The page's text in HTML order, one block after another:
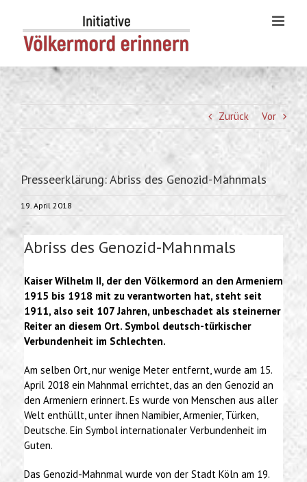
content
Zurück Vor
Presseerklärung: Abriss des Genozid-Mahnmals
19. April 2018
Abriss des Genozid-Mahnmals
Kaiser Wilhelm II, der den Völkermord an den Armeniern
1915 bis 1918 mit zu verantworten hat, steht seit
1911, also seit 107 Jahren, unbeschadet als steinerner
Reiter an diesem Ort. Symbol deutsch-türkischer
Verbundenheit im Schlechten.
Am selben Ort, nur wenige Meter entfernt, wurde am 15.
April 2018 ein Mahnmal errichtet, das an den Genozid an
den Armeniern erinnert. Es wurde von Menschen aus aller
Welt enthüllt, unter ihnen Namibier, Armenier, Türken,
Deutsche. Ein Symbol internationaler Verbundenheit im
Guten.
Das Genozid-Mahnmal wurde von der Stadt Köln am 19.